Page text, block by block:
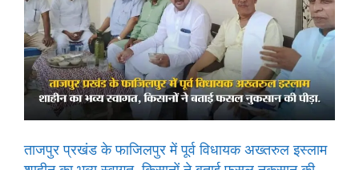
ताजपुर प्रखंड के फाजिलपुर में पूर्व विधायक अख्तरुल इस्लाम